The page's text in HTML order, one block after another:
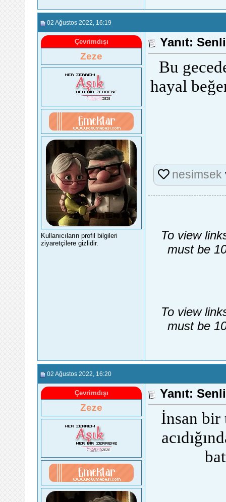
02 Ağustos 2022 , 16:19
Çevrimdışı
Zeze
Kullanıcıların profil bilgileri
ziyaretçilere gizlidir.
Yanıt:
Bu
hayal
nesimsek
To view
must be
To view
must be
02 Ağustos 2022 , 16:20
Çevrimdışı
Zeze
Yanıt:
İnsan bir